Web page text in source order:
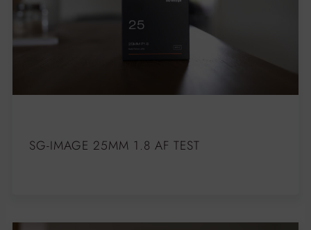
SG-IMAGE 25MM 1.8 AF TEST